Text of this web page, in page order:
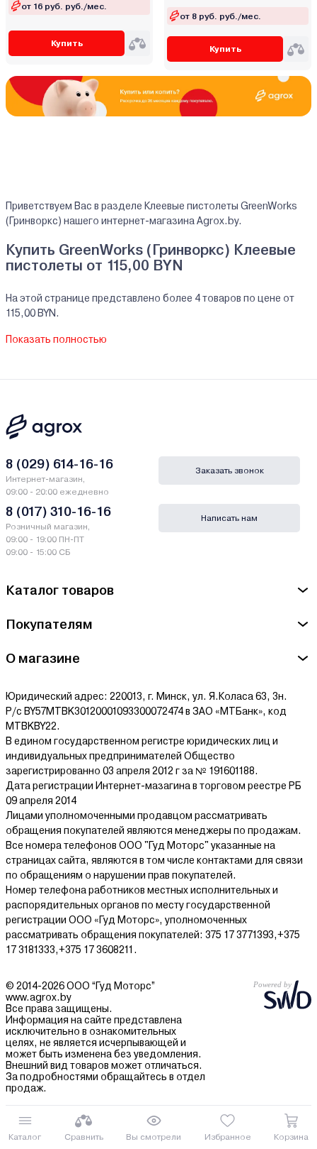
Каталог Сравнить Вы смотрели Избранное Корзина
от 16 руб. руб./мес.
Купить
от 8 руб. руб./мес.
Купить
Приветствуем Вас в разделе Клеевые пистолеты GreenWorks
(Гринворкс) нашего интернет-магазина Agrox.by.
Купить GreenWorks (Гринворкс) Клеевые
пистолеты от 115,00 BYN
На этой странице представлено более 4 товаров по цене от
115,00 BYN.
(Гринворкс) мы предоставляем официальную гарантию.
В нашем интернет-магазине Вы можете приобристи товары
GreenWorks (Гринворкс) за наличный и безналичный расчет. А
выгодные условия от ведущих банков Беларуси.
Гарантии и сервис - Клеевые пистолеты
GreenWorks (Гринворкс)
Производитель GreenWorks (Гринворкс) -
Greenworks,CHANGZHOU GLOBE Co., Ltd NO. 65 (3-4)
Гарден", РБ, г. Минск, ул. Шаранговича, д. 7А
Ознакомиться с условиями оплаты и доставки товара можно
здесь.
Показать полностью
Каталог товаров
Покупателям
О магазине
Юридический адрес: 220013, г. Минск, ул. Я.Коласа 63, 3н.
Р/с BY57MTBK30120001093300072474 в ЗАО «МТБанк», код
MTBKBY22.
В едином государственном регистре юридических лиц и
индивидуальных предпринимателей Общество
зарегистрированно 03 апреля 2012 г за № 191601188.
Дата регистрации Интернет-мазагина в торговом реестре РБ
09 апреля 2014
Лицами уполномоченными продавцом рассматривать
обращения покупателей являются менеджеры по продажам.
Все номера телефонов ООО "Гуд Моторс" указанные на
страницах сайта, являются в том числе контактами для связи
по обращениям о нарушении прав покупателей.
Номер телефона работников местных исполнительных и
распорядительных органов по месту государственной
регистрации ООО «Гуд Моторс», уполномоченных
рассматривать обращения покупателей: 375 17 3771393,+375
17 3181333,+375 17 3608211.
8 (029) 614-16-16
Интернет-магазин,
09:00 - 20:00 ежедневно
8 (017) 310-16-16
Розничный магазин,
09:00 - 19:00 ПН-ПТ
09:00 - 15:00 СБ
Заказать звонок
Написать нам
© 2014-2026 ООО “Гуд Моторс”
www.agrox.by
Все права защищены.
Информация на сайте представлена
исключительно в ознакомительных
целях, не является исчерпывающей и
может быть изменена без уведомления.
Внешний вид товаров может отличаться.
За подробностями обращайтесь в отдел
продаж.